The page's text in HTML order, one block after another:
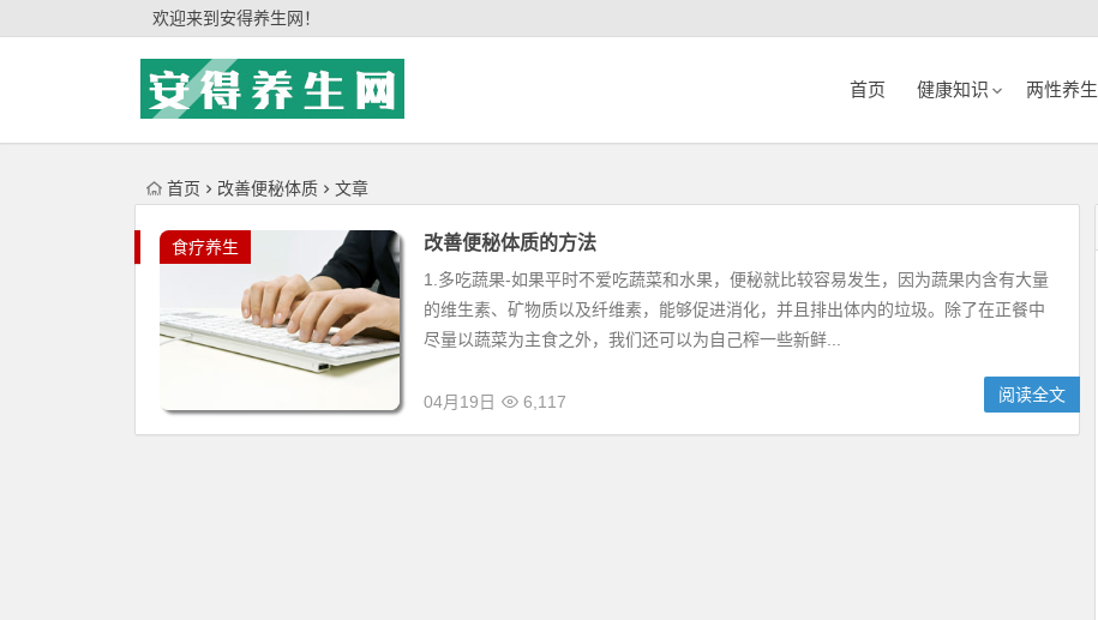
欢迎来到安得养生网！
首页 健康知识 两性养生
首页 改善便秘体质 文章
食疗养生 改善便秘体质的方法
1.多吃蔬果-如果平时不爱吃蔬菜和水果，便秘就比较容易发生，因为蔬果内含有大量
的维生素、矿物质以及纤维素，能够促进消化，并且排出体内的垃圾。除了在正餐中
尽量以蔬菜为主食之外，我们还可以为自己榨一些新鲜...
04月19日 6,117 阅读全文